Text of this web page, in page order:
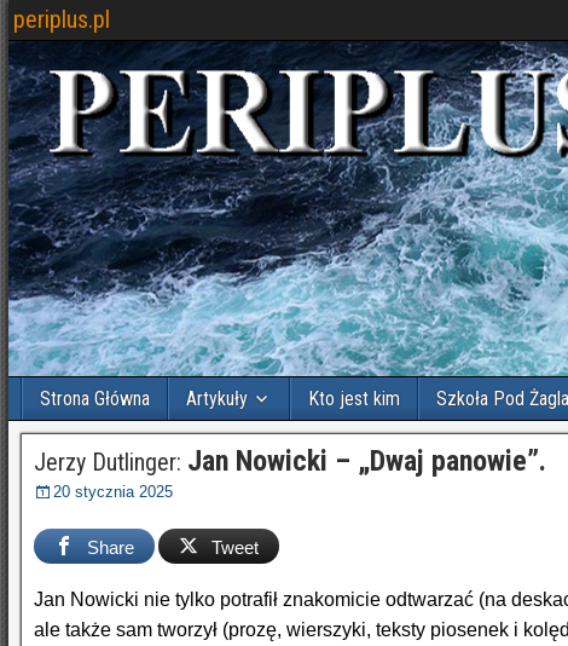
periplus.pl
Strona Główna Artykuły Kto jest kim Szkoła Pod
Jerzy Dutlinger: Jan Nowicki – „Dwaj panowie”.
20 stycznia 2025
Share Tweet
Jan Nowicki nie tylko potrafił znakomicie odtwarzać (na
ale także sam tworzył (prozę, wierszyki, teksty piosenek i